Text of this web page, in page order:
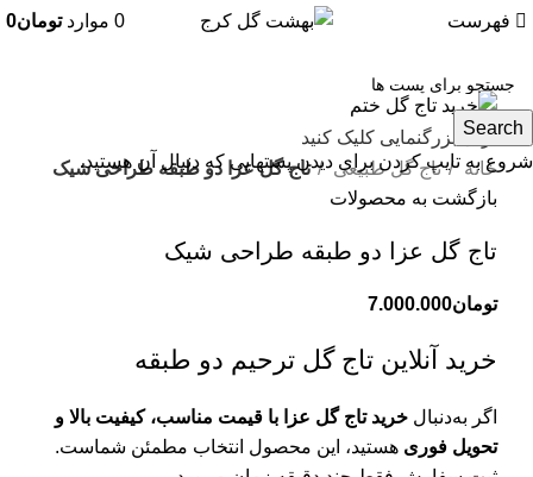
فهرست 0 موارد تومان0
برای بزرگنمایی کلیک کنید
خانه
تاج گل طبیعی
تاج گل عزا دو طبقه طراحی شیک
بازگشت به محصولات
تاج گل عزا دو طبقه طراحی شیک
تومان7.000.000
خرید آنلاین تاج گل ترحیم دو طبقه
اگر به‌دنبال خرید تاج گل عزا با قیمت مناسب، کیفیت بالا و
تحویل فوری هستید، این محصول انتخاب مطمئن شماست.
Search
شروع به تایپ کردن برای دیدن پستهایی که دنبال آن هستید.